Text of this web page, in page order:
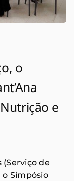
o
e
de
o Simpósio